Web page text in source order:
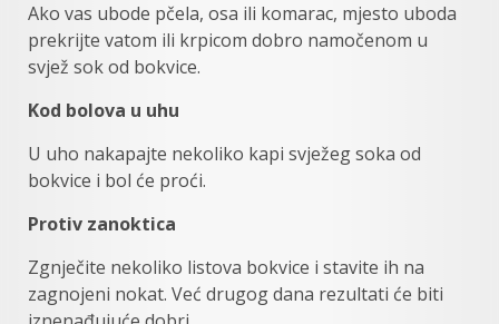
Ako vas ubode pčela, osa ili komarac, mjesto uboda
prekrijte vatom ili krpicom dobro namočenom u
svjež sok od bokvice.
Kod bolova u uhu
U uho nakapajte nekoliko kapi svježeg soka od
bokvice i bol će proći.
Protiv zanoktica
Zgnječite nekoliko listova bokvice i stavite ih na
zagnojeni nokat. Već drugog dana rezultati će biti